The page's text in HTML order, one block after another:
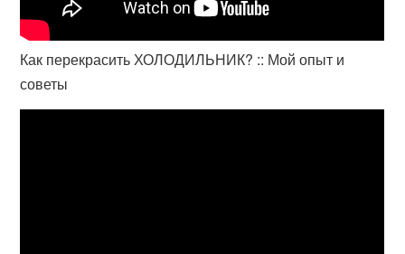
Как перекрасить ХОЛОДИЛЬНИК? :: Мой опыт и
советы